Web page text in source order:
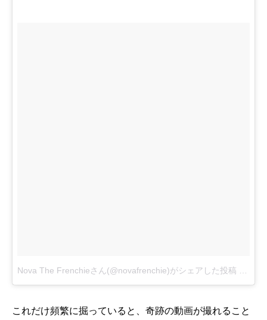
Nova The Frenchieさん(@novafrenchie)がシェアした投稿
これだけ頻繁に掘っていると、奇跡の動画が撮れること